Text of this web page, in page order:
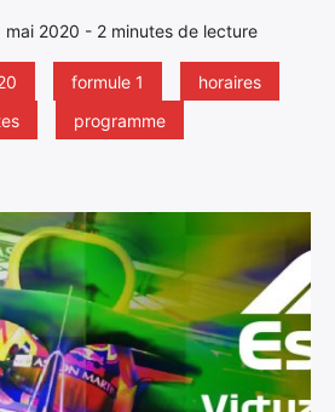
mai 2020 - 2 minutes de lecture
formule 1
horaires
programme